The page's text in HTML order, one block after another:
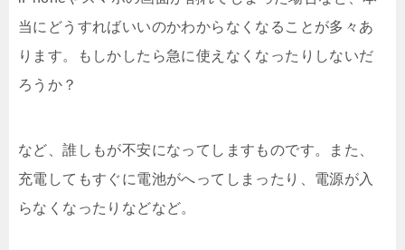
当にどうすればいいのかわからなくなることが多々あ
ります。もしかしたら急に使えなくなったりしないだ
ろうか？
など、誰しもが不安になってしますものです。また、
充電してもすぐに電池がへってしまったり、電源が入
らなくなったりなどなど。